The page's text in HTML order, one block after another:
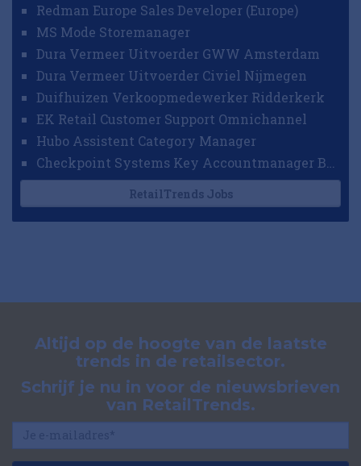
Redman Europe Sales Developer (Europe)
MS Mode Storemanager
Dura Vermeer Uitvoerder GWW Amsterdam
Dura Vermeer Uitvoerder Civiel Nijmegen
Duifhuizen Verkoopmedewerker Ridderkerk
EK Retail Customer Support Omnichannel
Hubo Assistent Category Manager
RetailTrends Jobs
Altijd op de hoogte van de laatste
trends in de retailsector.
Schrijf je nu in voor de nieuwsbrieven
van RetailTrends.